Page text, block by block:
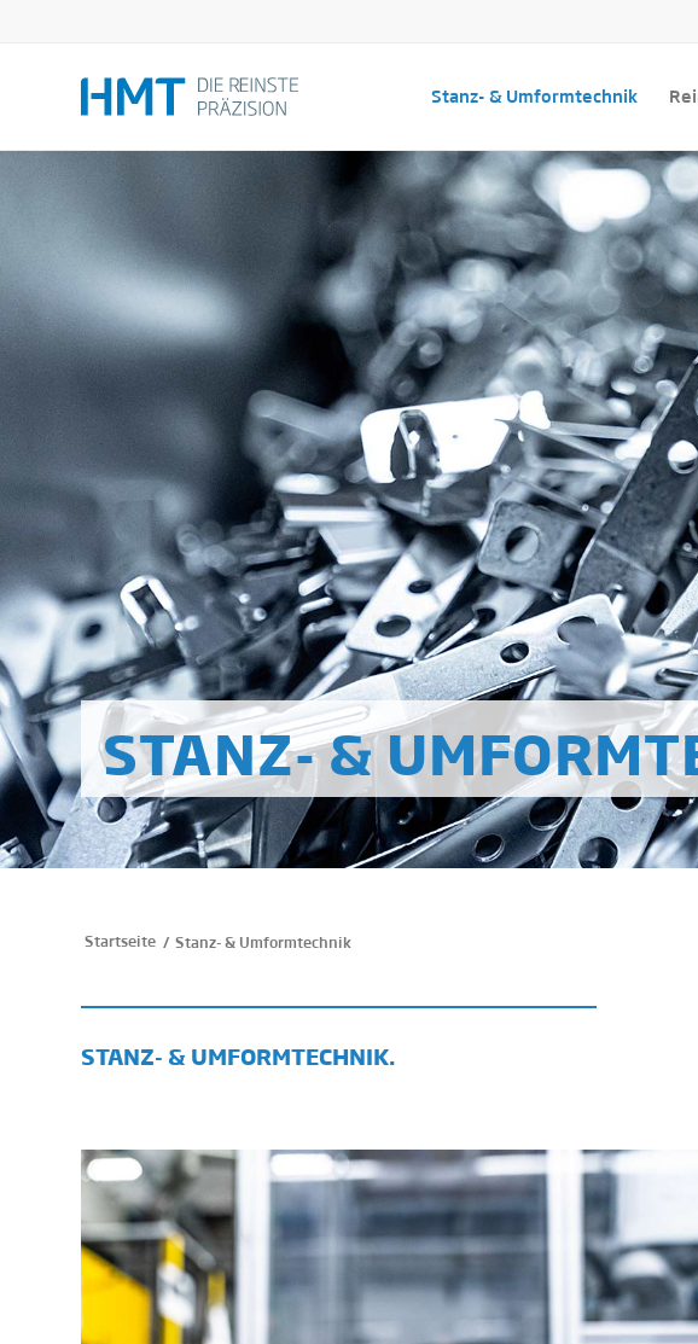
Stanz- & Umformtechnik
STANZ-&
Startseite / Stanz- & Umformtechnik
STANZ- & UMFORMTECHNIK.